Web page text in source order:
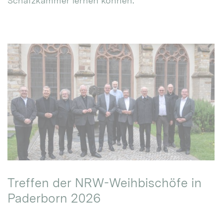
Treffen der NRW-Weihbischöfe in
Paderborn 2026